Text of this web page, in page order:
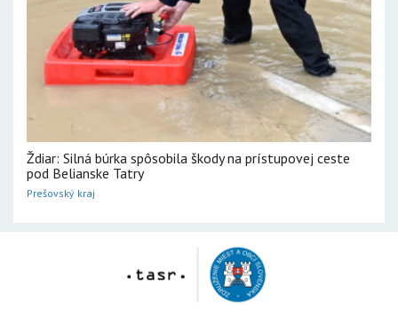
Ždiar: Silná búrka spôsobila škody na prístupovej ceste
pod Belianske Tatry
Prešovský kraj